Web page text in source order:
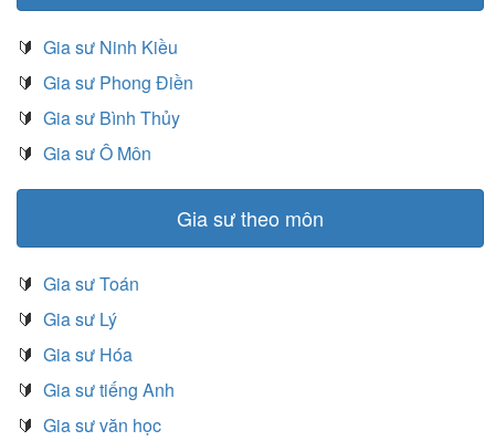
🔰 Gia sư Ninh Kiều
🔰 Gia sư Phong Điền
🔰 Gia sư Bình Thủy
🔰 Gia sư Ô Môn
Gia sư theo môn
🔰 Gia sư Toán
🔰 Gia sư Lý
🔰 Gia sư Hóa
🔰 Gia sư tiếng Anh
🔰 Gia sư văn học